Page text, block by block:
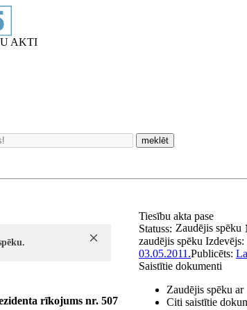
AKTI
meklēt
rīkojums nr. 507
Tiesību akta pase
Statuss: Zaudējis spēku
zaudējis spēku Izdevējs:
03.05.2011.Publicēts:
Saistītie dokumenti
Zaudējis spēku ar
Citi saistītie